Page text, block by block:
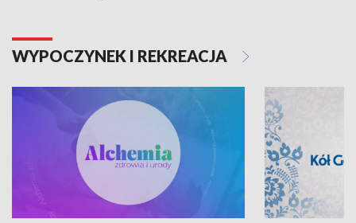
WYPOCZYNEK I REKREACJA